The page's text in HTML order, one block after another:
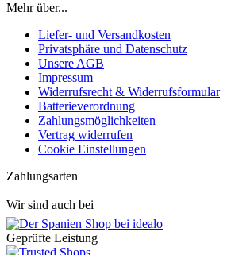
Mehr über...
Liefer- und Versandkosten
Privatsphäre und Datenschutz
Unsere AGB
Impressum
Widerrufsrecht & Widerrufsformular
Batterieverordnung
Zahlungsmöglichkeiten
Vertrag widerrufen
Cookie Einstellungen
Zahlungsarten
Wir sind auch bei
Geprüfte Leistung